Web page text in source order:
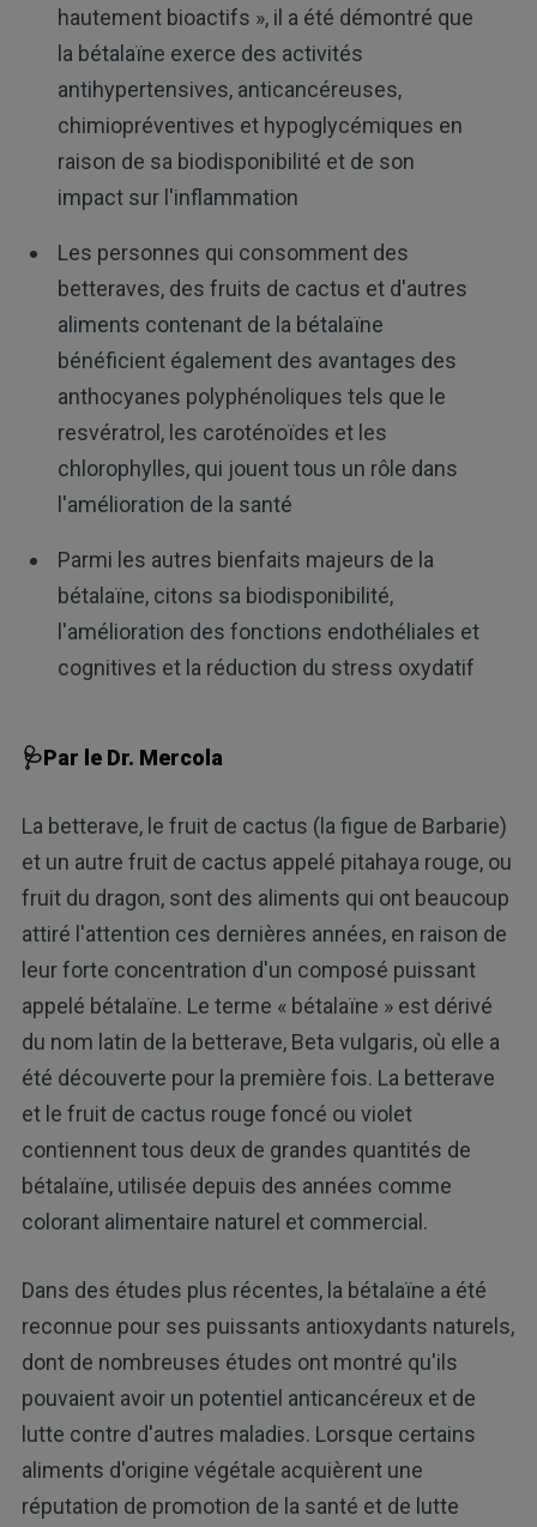
hautement bioactifs », il a été démontré que
la bétalaïne exerce des activités
antihypertensives, anticancéreuses,
chimiopréventives et hypoglycémiques en
raison de sa biodisponibilité et de son
impact sur l'inflammation
Les personnes qui consomment des
betteraves, des fruits de cactus et d'autres
aliments contenant de la bétalaïne
bénéficient également des avantages des
anthocyanes polyphénoliques tels que le
resvératrol, les caroténoïdes et les
chlorophylles, qui jouent tous un rôle dans
l'amélioration de la santé
Parmi les autres bienfaits majeurs de la
bétalaïne, citons sa biodisponibilité,
l'amélioration des fonctions endothéliales et
cognitives et la réduction du stress oxydatif
🩺Par le Dr. Mercola
La betterave, le fruit de cactus (la figue de Barbarie)
et un autre fruit de cactus appelé pitahaya rouge, ou
fruit du dragon, sont des aliments qui ont beaucoup
attiré l'attention ces dernières années, en raison de
leur forte concentration d'un composé puissant
appelé bétalaïne. Le terme « bétalaïne » est dérivé
du nom latin de la betterave, Beta vulgaris, où elle a
été découverte pour la première fois. La betterave
et le fruit de cactus rouge foncé ou violet
contiennent tous deux de grandes quantités de
bétalaïne, utilisée depuis des années comme
colorant alimentaire naturel et commercial.
Dans des études plus récentes, la bétalaïne a été
reconnue pour ses puissants antioxydants naturels,
dont de nombreuses études ont montré qu'ils
pouvaient avoir un potentiel anticancéreux et de
lutte contre d'autres maladies. Lorsque certains
aliments d'origine végétale acquièrent une
réputation de promotion de la santé et de lutte